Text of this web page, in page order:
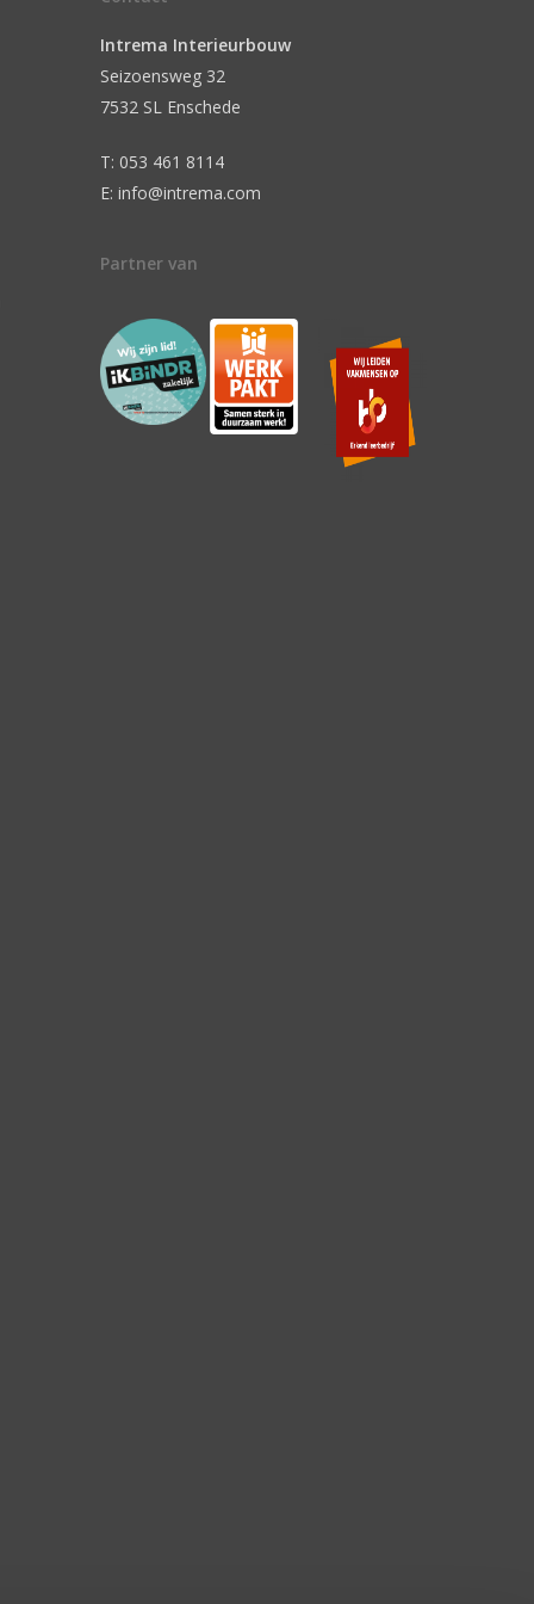
Intrema Interieurbouw
Seizoensweg 32
7532 SL Enschede
T: 053 461 8114
E: info@intrema.com
Partner van